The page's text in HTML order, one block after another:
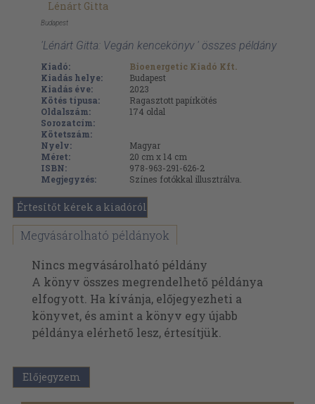
Lénárt Gitta
Budapest
'Lénárt Gitta: Vegán kencekönyv ' összes példány
Kiadó:
Bioenergetic Kiadó Kft.
Kiadás helye:
Budapest
Kiadás éve:
2023
Kötés típusa:
Ragasztott papírkötés
Oldalszám:
174 oldal
Sorozatcím:
Kötetszám:
Nyelv:
Magyar
Méret:
20 cm x 14 cm
ISBN:
978-963-291-626-2
Megjegyzés:
Színes fotókkal illusztrálva.
Értesítőt kérek a kiadóról
Megvásárolható példányok
Nincs megvásárolható példány
A könyv összes megrendelhető példánya
elfogyott. Ha kívánja, előjegyezheti a
könyvet, és amint a könyv egy újabb
példánya elérhető lesz, értesítjük.
Előjegyzem